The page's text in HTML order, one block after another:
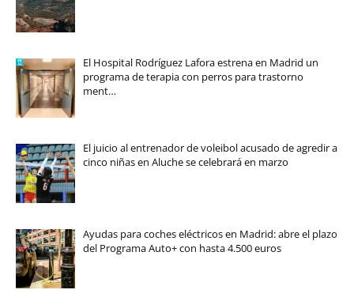
El Hospital Rodríguez Lafora estrena en Madrid un
programa de terapia con perros para trastorno
ment…
El juicio al entrenador de voleibol acusado de agredir a
cinco niñas en Aluche se celebrará en marzo
Ayudas para coches eléctricos en Madrid: abre el plazo
del Programa Auto+ con hasta 4.500 euros